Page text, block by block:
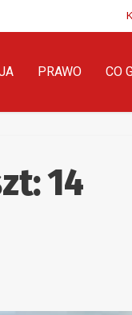
PRAWO CO
14